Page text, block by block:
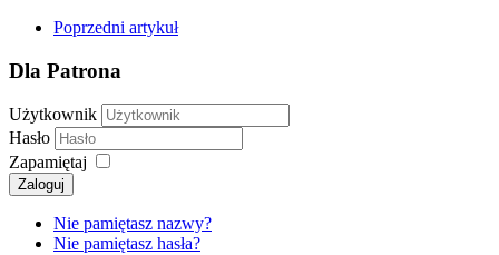
Poprzedni artykuł
Dla Patrona
Użytkownik
Hasło
Zapamiętaj
Zaloguj
Nie pamiętasz nazwy?
Nie pamiętasz hasła?